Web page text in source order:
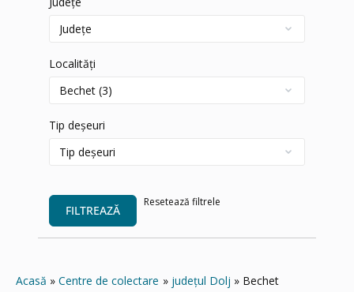
Localități
Tip deșeuri
FILTREAZĂ
Resetează filtrele
Acasă Centre de colectare județul Dolj Bechet